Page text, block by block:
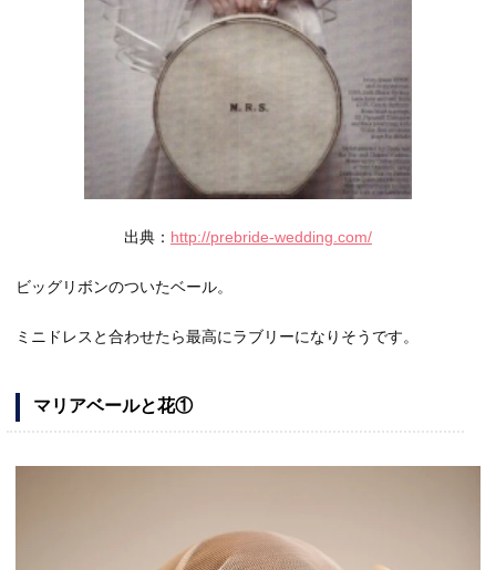
出典： http://prebride-wedding.com/
ビッグリボンのついたベール。
ミニドレスと合わせたら最高にラブリーになりそうです。
マリアベールと花①